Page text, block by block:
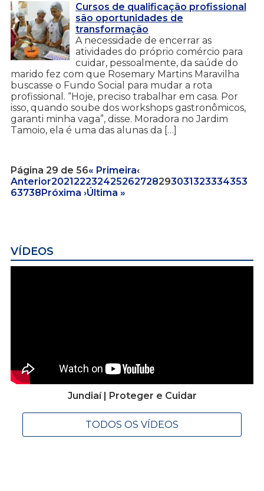
Cursos de qualificação profissional
são oportunidades de
transformação
A necessidade de encerrar as
atividades do próprio comércio para
cuidar, pessoalmente, da saúde do
marido fez com que Rosemary Martins Maravilha
buscasse o Fundo Social para mudar a rota
profissional. “Hoje, preciso trabalhar em casa. Por
isso, quando soube dos workshops gastronômicos,
garanti minha vaga”, disse. Moradora no Jardim
Tamoio, ela é uma das alunas da […]
Página 29 de 56« Primeira‹
Anterior202122232425262728293031323334353
63738Próxima ›Última »
VÍDEOS
Jundiaí | Proteger e Cuidar
TODOS OS VÍDEOS